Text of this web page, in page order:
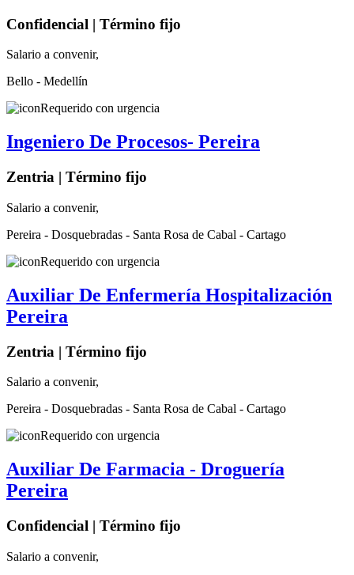
Confidencial | Término fijo
Salario a convenir,
Bello - Medellín
Requerido con urgencia
Ingeniero De Procesos- Pereira
Zentria | Término fijo
Salario a convenir,
Pereira - Dosquebradas - Santa Rosa de Cabal - Cartago
Requerido con urgencia
Auxiliar De Enfermería Hospitalización
Pereira
Zentria | Término fijo
Salario a convenir,
Pereira - Dosquebradas - Santa Rosa de Cabal - Cartago
Requerido con urgencia
Auxiliar De Farmacia - Droguería
Pereira
Confidencial | Término fijo
Salario a convenir,